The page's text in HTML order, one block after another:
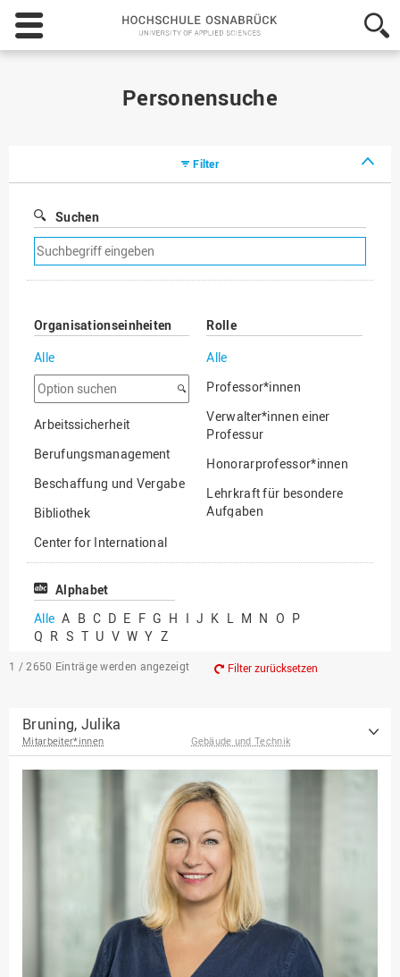
Hochschule
Osnabrück
-
Personensuche
Filter
Suchen
Suchfilter
entfernen
Organisationseinheiten
Alle
Option
suchen
Arbeitssicherheit
Berufungsmanagement
Beschaffung und Vergabe
Bibliothek
Center for International
Mobility
Center for International
Chancengerechtigkeit
eLearning Competence
EU-Büro
Fakultät
Agrarwissenschaften und
Ingenieurwissenschaften
Fakultät Management,
Fakultät Wirtschafts- und
Sozialwissenschaften
Rolle
Alle
Professor*innen
Verwalter*innen einer
Professur
Honorarprofessor*innen
Lehrkraft für besondere
Aufgaben
Professor*innen im
Alphabet
Alle A B C D E F G H I J K L M N O P
Q R S T U V W Y Z
1 / 2650 Einträge werden angezeigt Filter zurücksetzen
Bruning, Julika
Mitarbeiter*innen Gebäude und Technik